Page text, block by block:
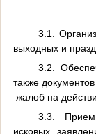
3.1.
выходных и
3.2.
также
жалоб на
3.3. Прием
исковых